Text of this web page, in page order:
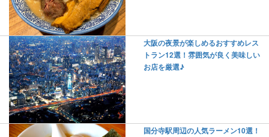
大阪の夜景が楽しめるおすすめレス
トラン12選！雰囲気が良く美味しい
お店を厳選♪
国分寺駅周辺の人気ラーメン10選！